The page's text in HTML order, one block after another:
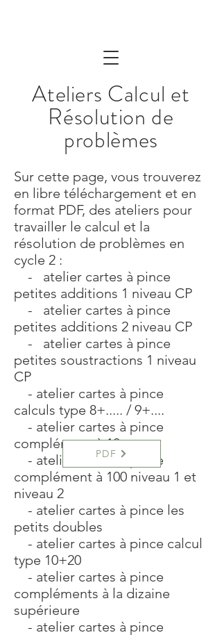
Ateliers Calcul et
Résolution de
problèmes
Sur cette page, vous trouverez
en libre téléchargement et en
format PDF, des ateliers pour
travailler le calcul et la
résolution de problèmes en
cycle 2 :
- atelier cartes à pince
petites additions 1 niveau CP
- atelier cartes à pince
petites additions 2 niveau CP
- atelier cartes à pince
petites soustractions 1 niveau
CP
- atelier cartes à pince
calculs type 8+..... / 9+....
- atelier cartes à pince
complément à 10
- atelier cartes à pince
complément à 100 niveau 1 et
niveau 2
- atelier cartes à pince les
petits doubles
- atelier cartes à pince calcul
type 10+20
- atelier cartes à pince
compléments à la dizaine
supérieure
- atelier cartes à pince
PDF